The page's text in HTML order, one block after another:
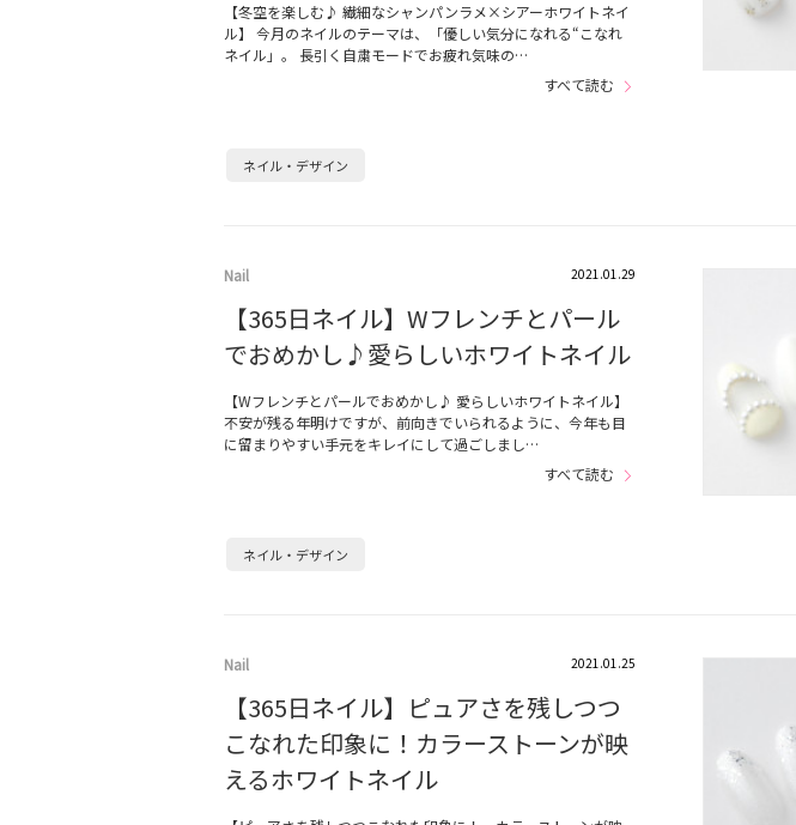
【冬空を楽しむ♪ 繊細なシャンパンラメ×シアーホワイトネイ
ル】 今月のネイルのテーマは、「優しい気分になれる“こなれ
ネイル」。 長引く自粛モードでお疲れ気味の…
すべて読む
ネイル・デザイン
Nail 2021.01.29
【365日ネイル】Wフレンチとパール
でおめかし♪愛らしいホワイトネイル
【Wフレンチとパールでおめかし♪ 愛らしいホワイトネイル】
不安が残る年明けですが、前向きでいられるように、今年も目
に留まりやすい手元をキレイにして過ごしまし…
すべて読む
ネイル・デザイン
Nail 2021.01.25
【365日ネイル】ピュアさを残しつつ
こなれた印象に！カラーストーンが映
えるホワイトネイル